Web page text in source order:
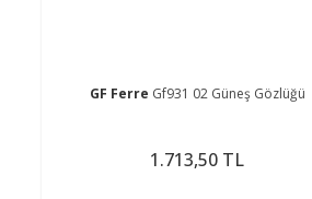
GF Ferre Gf931 02 Güneş Gözlüğü
1.713,50 TL